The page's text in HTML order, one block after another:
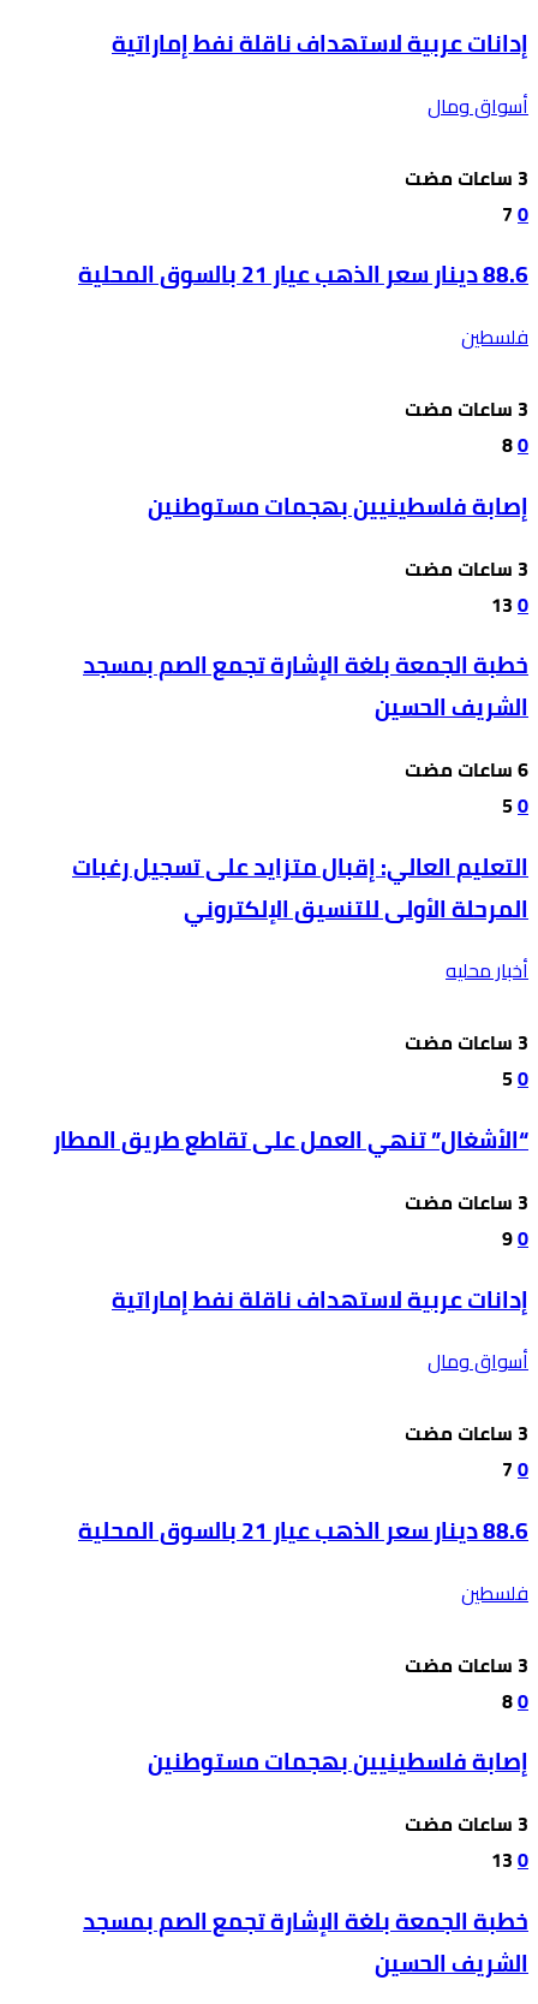
إدانات عربية لاستهداف ناقلة نفط إماراتية
أسواق ومال
0
7
88.6 دينار سعر الذهب عيار 21 بالسوق المحلية
فلسطين
0
8
إصابة فلسطينيين بهجمات مستوطنين
0
13
خطبة الجمعة بلغة الإشارة تجمع الصم بمسجد
الشريف الحسين
0
5
التعليم العالي: إقبال متزايد على تسجيل رغبات
المرحلة الأولى للتنسيق الإلكتروني
أخبار محليه
0
5
“الأشغال” تنهي العمل على تقاطع طريق المطار
0
9
إدانات عربية لاستهداف ناقلة نفط إماراتية
أسواق ومال
0
7
88.6 دينار سعر الذهب عيار 21 بالسوق المحلية
فلسطين
0
8
إصابة فلسطينيين بهجمات مستوطنين
0
13
خطبة الجمعة بلغة الإشارة تجمع الصم بمسجد
الشريف الحسين